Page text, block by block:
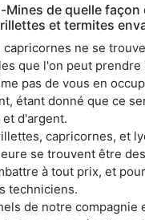
Mines de quelle façon
et termites
capricornes ne se
que l'on peut prendre
pas de vous en
étant donné que ce
d'argent.
capricornes, et
se trouvent être
à tout prix, et
techniciens.
de notre compagnie